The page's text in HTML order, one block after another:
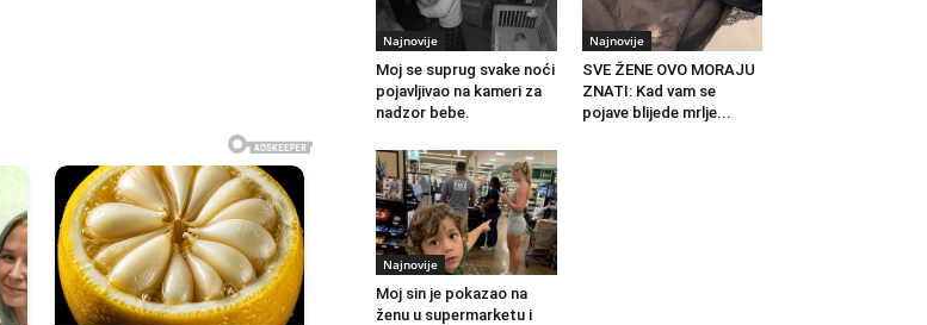
Najnovije
Moj se suprug svake noći
pojavljivao na kameri za
nadzor bebe.
Najnovije
SVE ŽENE OVO MORAJU
ZNATI: Kad vam se
pojave blijede mrlje...
Najnovije
Moj sin je pokazao na
ženu u supermarketu i